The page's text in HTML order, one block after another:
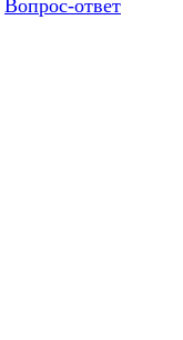
Вопрос-ответ